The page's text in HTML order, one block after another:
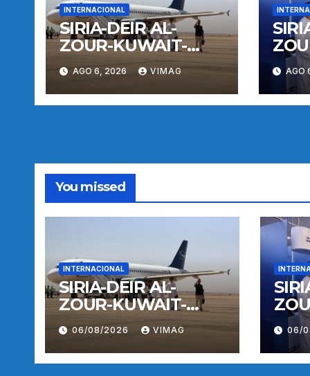
INTERNACIONAL
SIRIA-DEIR AL-
ZOUR-KUWAIT-
VUELO
AGO 6, 2026 VIMAG AGO
You missed
INTERNACIONAL
SIRIA-DEIR AL-
ZOUR-KUWAIT-
VUELO
06/08/2026 VIMAG 06/